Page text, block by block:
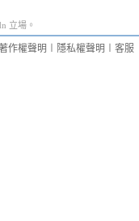
立場。
作權聲明 隱私權聲明 客服